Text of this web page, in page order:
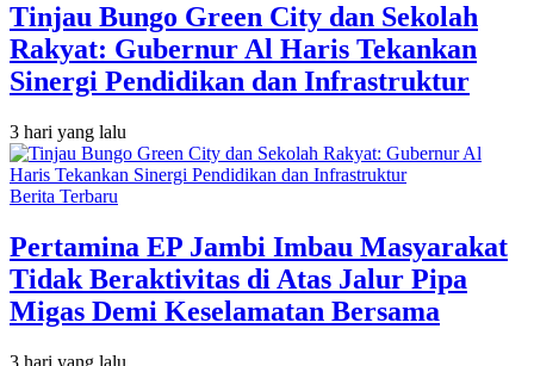
Tinjau Bungo Green City dan Sekolah
Rakyat: Gubernur Al Haris Tekankan
Sinergi Pendidikan dan Infrastruktur
3 hari yang lalu
Berita Terbaru
Pertamina EP Jambi Imbau Masyarakat
Tidak Beraktivitas di Atas Jalur Pipa
Migas Demi Keselamatan Bersama
3 hari yang lalu